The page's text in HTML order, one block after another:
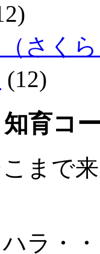
さく
(12)
育コ
まで
ラ・